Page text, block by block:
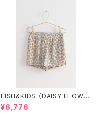
FISH&KIDS 〈DAISY FLOWE
R SHORT〉
¥6,776